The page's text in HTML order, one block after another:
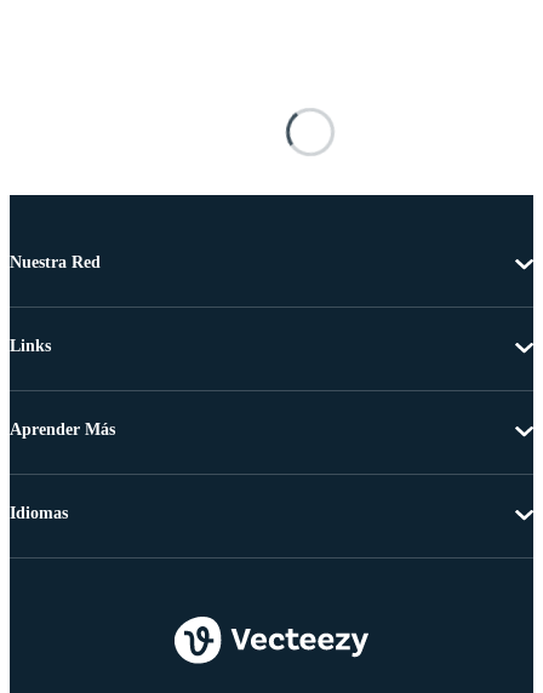
Nuestra Red
Links
Aprender Más
Idiomas